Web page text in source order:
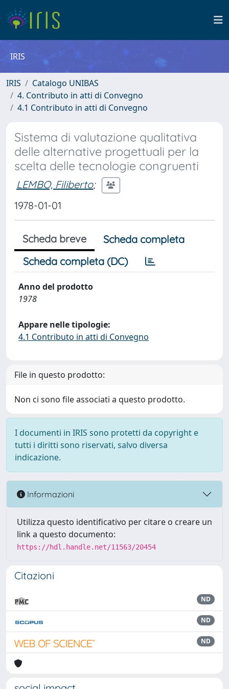
IRIS
IRIS
Catalogo UNIBAS
4. Contributo in atti di Convegno
4.1 Contributo in atti di Convegno
Sistema di valutazione qualitativa
delle alternative progettuali per la
scelta delle tecnologie congruenti
LEMBO, Filiberto;
1978-01-01
Scheda breve
Scheda completa
Scheda completa (DC)
Anno del prodotto
1978
Appare nelle tipologie:
4.1 Contributo in atti di Convegno
File in questo prodotto:
Non ci sono file associati a questo prodotto.
I documenti in IRIS sono protetti da copyright e
tutti i diritti sono riservati, salvo diversa
indicazione.
Informazioni
Utilizza questo identificativo per citare o creare un
link a questo documento:
https://hdl.handle.net/11563/20454
Citazioni
ND
ND
ND